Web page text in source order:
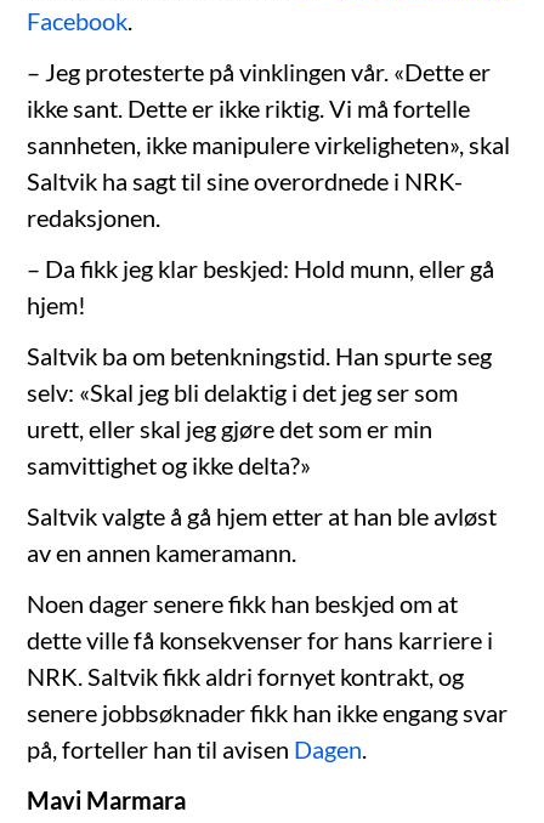
Facebook.
– Jeg protesterte på vinklingen vår. «Dette er
ikke sant. Dette er ikke riktig. Vi må fortelle
sannheten, ikke manipulere virkeligheten», skal
Saltvik ha sagt til sine overordnede i NRK-
redaksjonen.
– Da fikk jeg klar beskjed: Hold munn, eller gå
hjem!
Saltvik ba om betenkningstid. Han spurte seg
selv: «Skal jeg bli delaktig i det jeg ser som
urett, eller skal jeg gjøre det som er min
samvittighet og ikke delta?»
Saltvik valgte å gå hjem etter at han ble avløst
av en annen kameramann.
Noen dager senere fikk han beskjed om at
dette ville få konsekvenser for hans karriere i
NRK. Saltvik fikk aldri fornyet kontrakt, og
senere jobbsøknader fikk han ikke engang svar
på, forteller han til avisen Dagen.
Mavi Marmara